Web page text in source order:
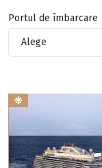
Portul de îmbarcare
Alege